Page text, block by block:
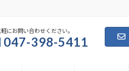
にお問い合わせください。
047-398-5411